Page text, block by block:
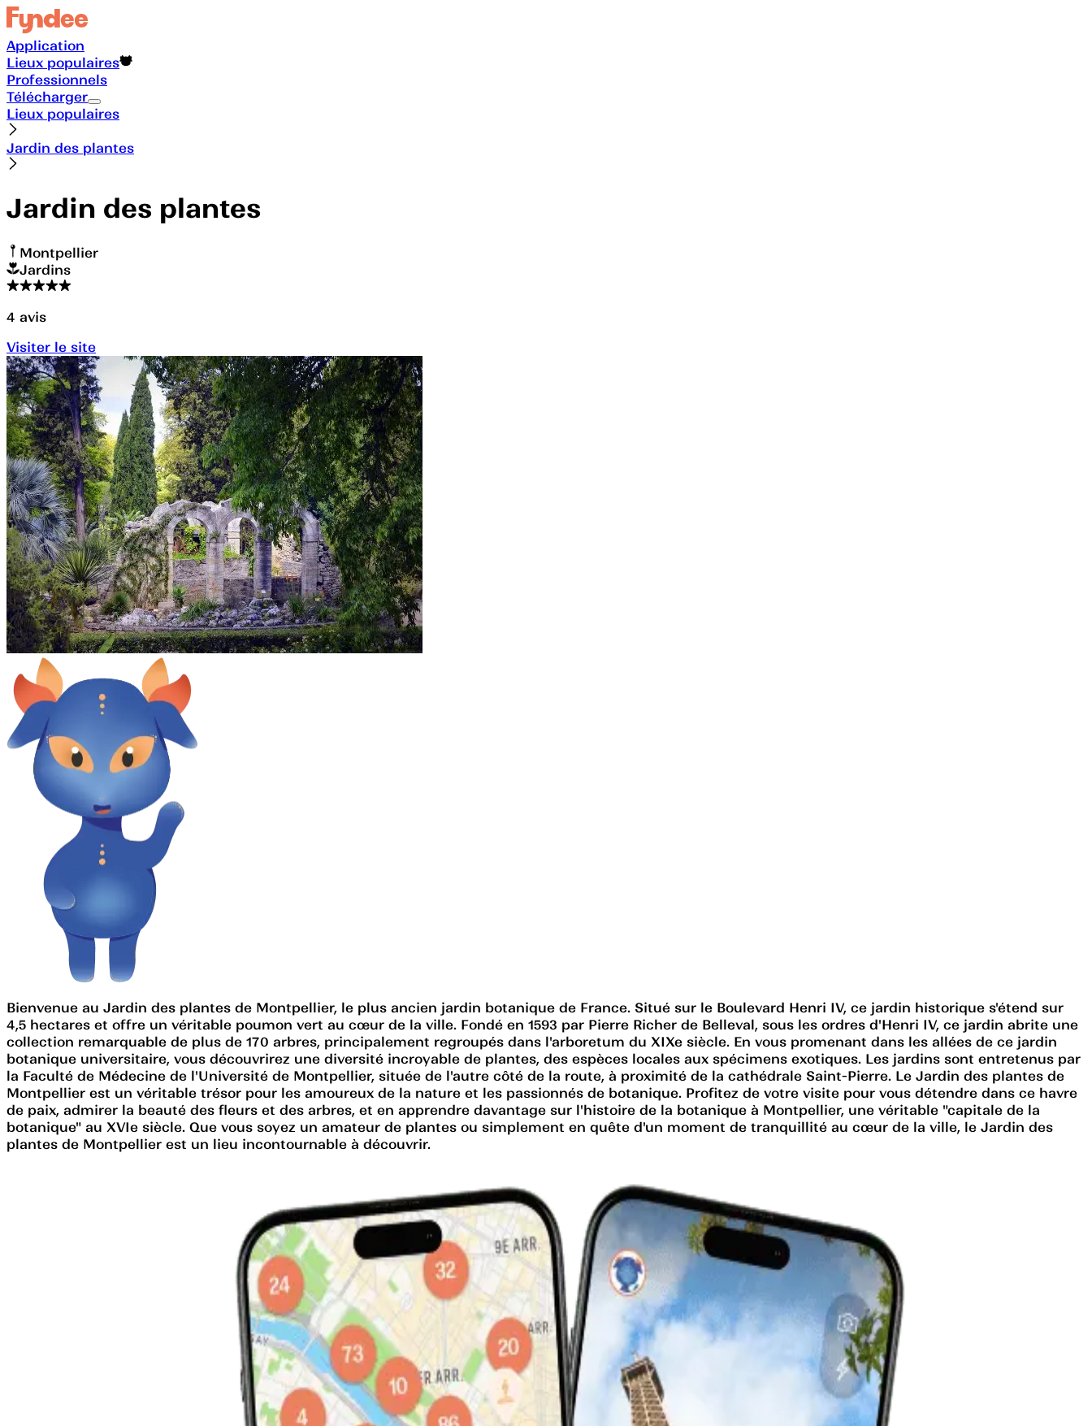
Application
Lieux populaires
Professionnels
Télécharger
Lieux populaires
Jardin des plantes
Jardin des plantes
Montpellier
Jardins
4 avis
Visiter le site
Bienvenue au Jardin des plantes de Montpellier, le plus ancien jardin botanique de France. Situé sur le Boulevard Henri IV, ce jardin historique s'étend sur
4,5 hectares et offre un véritable poumon vert au cœur de la ville. Fondé en 1593 par Pierre Richer de Belleval, sous les ordres d'Henri IV, ce jardin abrite une
collection remarquable de plus de 170 arbres, principalement regroupés dans l'arboretum du XIXe siècle. En vous promenant dans les allées de ce jardin
botanique universitaire, vous découvrirez une diversité incroyable de plantes, des espèces locales aux spécimens exotiques. Les jardins sont entretenus par
la Faculté de Médecine de l'Université de Montpellier, située de l'autre côté de la route, à proximité de la cathédrale Saint-Pierre. Le Jardin des plantes de
Montpellier est un véritable trésor pour les amoureux de la nature et les passionnés de botanique. Profitez de votre visite pour vous détendre dans ce havre
de paix, admirer la beauté des fleurs et des arbres, et en apprendre davantage sur l'histoire de la botanique à Montpellier, une véritable "capitale de la
botanique" au XVIe siècle. Que vous soyez un amateur de plantes ou simplement en quête d'un moment de tranquillité au cœur de la ville, le Jardin des
plantes de Montpellier est un lieu incontournable à découvrir.